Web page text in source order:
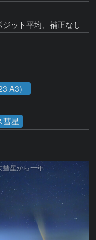
ット平均、補正なし
A3）
彗星
彗星から一年